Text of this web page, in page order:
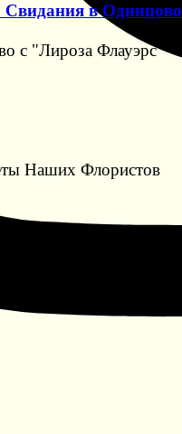
Свидания в Одинцово
с "Лироза Флауэрс"
Наших Флористов